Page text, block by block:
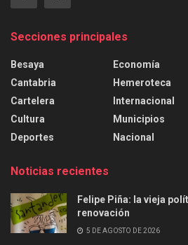
Secciones principales
Besaya
Cantabria
Cartelera
Cultura
Deportes
Economía
Hemeroteca
Internacional
Municipios
Nacional
Noticias recientes
Felipe Piña: la vieja
renovación
5 DE AGOSTO DE 2026